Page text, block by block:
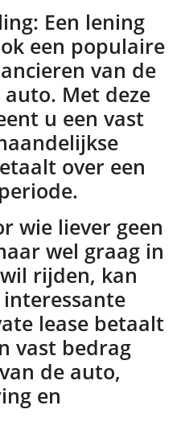
Een lening
een populaire
van de
Met deze
u een vast
over een
wie liever geen
wel graag in
rijden, kan
lease betaalt
vast bedrag
de auto,
en